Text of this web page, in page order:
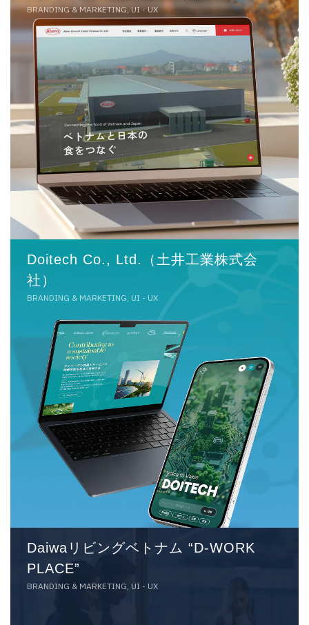
BRANDING & MARKETING, UI - UX
Doitech Co., Ltd.（土井工業株式会
社）
BRANDING & MARKETING, UI - UX
Daiwaリビングベトナム “D-WORK
PLACE”
BRANDING & MARKETING, UI - UX